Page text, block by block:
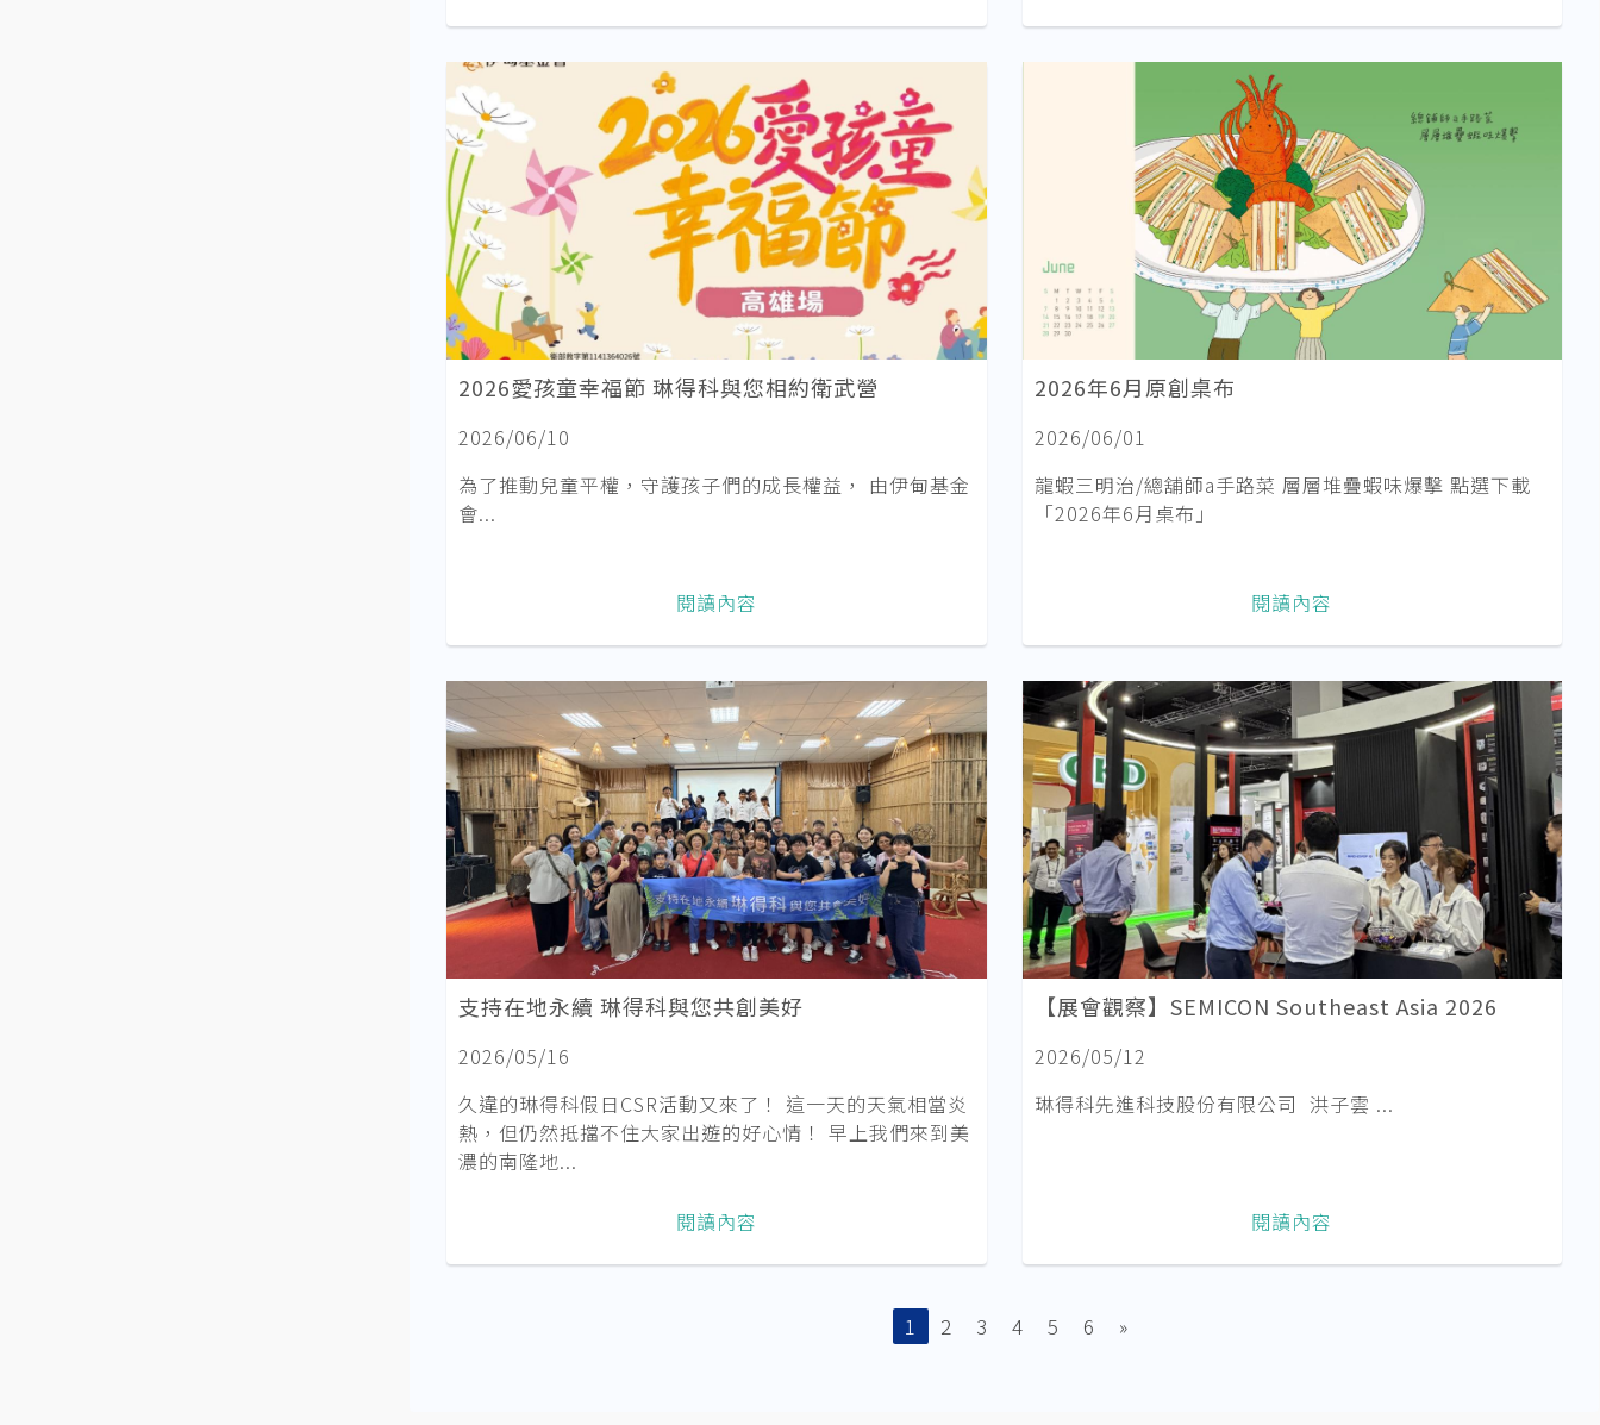
2026愛孩童幸福節 琳得科與您相約衛武營
2026/06/10
為了推動兒童平權，守護孩子們的成長權益， 由伊甸基金
會...
閱讀內容
2026年6月原創桌布
2026/06/01
龍蝦三明治/總舖師a手路菜 層層堆疊蝦味爆擊 點選下載
「2026年6月桌布」
閱讀內容
支持在地永續 琳得科與您共創美好
2026/05/16
久違的琳得科假日CSR活動又來了！ 這一天的天氣相當炎
熱，但仍然抵擋不住大家出遊的好心情！ 早上我們來到美
濃的南隆地...
閱讀內容
【展會觀察】SEMICON Southeast Asia 2026
2026/05/12
琳得科先進科技股份有限公司 洪子雲 ...
閱讀內容
1 2 3 4 5 6 »